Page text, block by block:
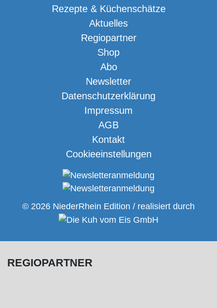
Rezepte & Küchenschätze
Aktuelles
Regiopartner
Shop
Abo
Newsletter
Datenschutzerklärung
Impressum
AGB
Kontakt
Cookieeinstellungen
© 2026 NiederRhein Edition / realisiert durch
REGIOPARTNER